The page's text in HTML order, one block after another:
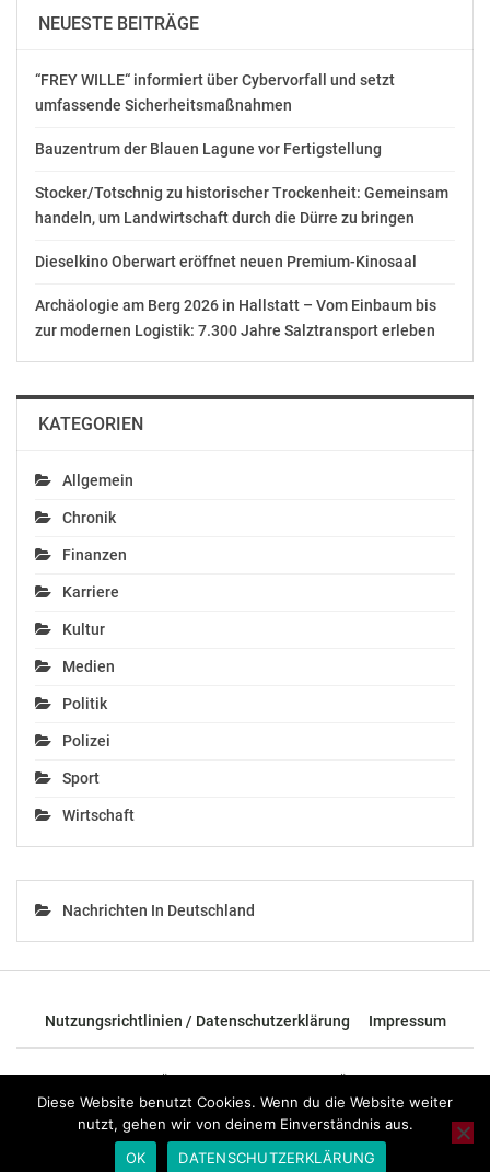
NEUESTE BEITRÄGE
“FREY WILLE“ informiert über Cybervorfall und setzt
umfassende Sicherheitsmaßnahmen
Bauzentrum der Blauen Lagune vor Fertigstellung
Stocker/Totschnig zu historischer Trockenheit: Gemeinsam
handeln, um Landwirtschaft durch die Dürre zu bringen
Dieselkino Oberwart eröffnet neuen Premium-Kinosaal
Archäologie am Berg 2026 in Hallstatt – Vom Einbaum bis
zur modernen Logistik: 7.300 Jahre Salztransport erleben
KATEGORIEN
Allgemein
Chronik
Finanzen
Karriere
Kultur
Medien
Politik
Polizei
Sport
Wirtschaft
Nachrichten In Deutschland
Nutzungsrichtlinien / Datenschutzerklärung Impressum
© 2026 - TOP News Österreich - Nachrichten aus Österreich und der
ganzen Welt.
Diese Website benutzt Cookies. Wenn du die Website weiter
nutzt, gehen wir von deinem Einverständnis aus.
OK
DATENSCHUTZERKLÄRUNG